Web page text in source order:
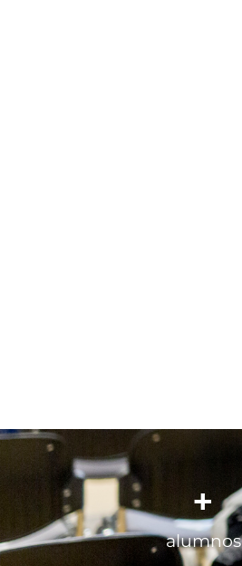
alumnos
+